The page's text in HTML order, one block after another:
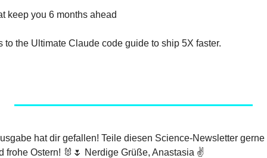
keep you 6 months ahead
to the Ultimate Claude code guide to ship 5X faster.
hat dir gefallen! Teile diesen Science-Newsletter
frohe Ostern! 🐰 🌷 Nerdige Grüße, Anastasia ✌️